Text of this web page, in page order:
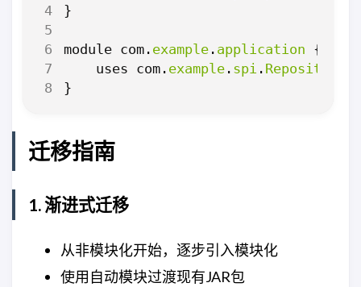
4
}
module com. example. application {
uses com. example. spi .
}
迁移指南
1. 渐进式迁移
从非模块化开始，逐步引入模块化
使用自动模块过渡现有JAR包